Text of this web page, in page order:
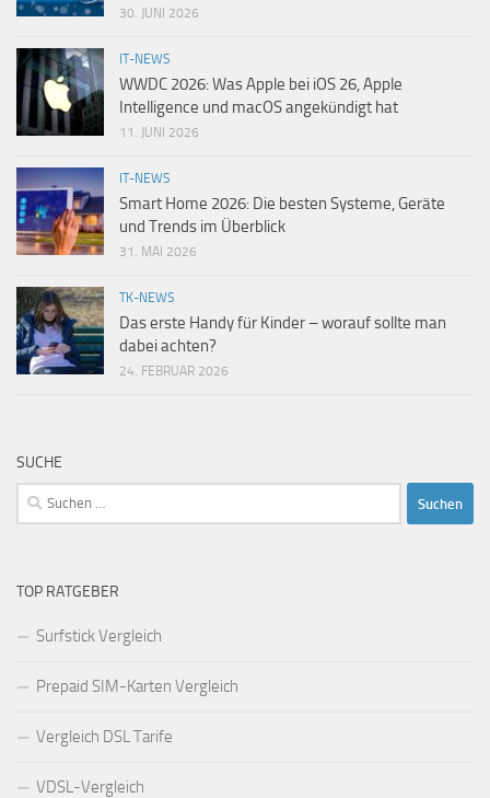
30. JUNI 2026
IT-NEWS
WWDC 2026: Was Apple bei iOS 26, Apple
Intelligence und macOS angekündigt hat
11. JUNI 2026
IT-NEWS
Smart Home 2026: Die besten Systeme, Geräte
und Trends im Überblick
31. MAI 2026
TK-NEWS
Das erste Handy für Kinder – worauf sollte man
dabei achten?
24. FEBRUAR 2026
SUCHE
Suchen
nach:
TOP RATGEBER
Surfstick Vergleich
Prepaid SIM-Karten Vergleich
Vergleich DSL Tarife
VDSL-Vergleich